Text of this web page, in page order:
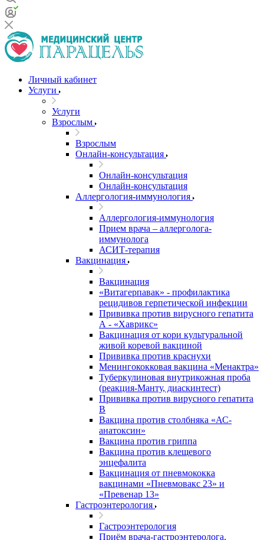
Личный кабинет
Услуги
Услуги
Взрослым
Взрослым
Онлайн-консультация
Онлайн-консультация
Онлайн-консультация
Аллергология-иммунология
Аллергология-иммунология
Прием врача – аллерголога-
иммунолога
АСИТ-терапия
Вакцинация
Вакцинация
«Витагерпавак» - профилактика
рецидивов герпетической инфекции
Прививка против вирусного гепатита
А - «Хаврикс»
Вакцинация от кори культуральной
живой коревой вакциной
Прививка против краснухи
Менингококковая вакцина «Менактра»
Туберкулиновая внутрикожная проба
(реакция-Манту, диаскинтест)
Прививка против вирусного гепатита
В
Вакцина против столбняка «АС-
анатоксин»
Вакцина против гриппа
Вакцина против клещевого
энцефалита
Вакцинация от пневмококка
вакцинами «Пневмовакс 23» и
«Превенар 13»
Гастроэнтерология
Гастроэнтерология
Приём врача-гастроэнтеролога,